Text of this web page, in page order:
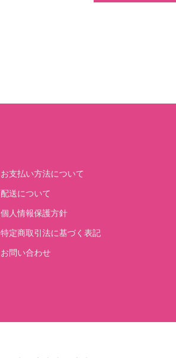
お支払い方法について
配送について
個人情報保護方針
特定商取引法に基づく表記
お問い合わせ